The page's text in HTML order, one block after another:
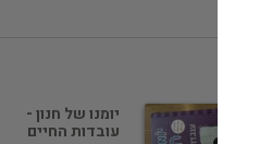
יומנו של חנון -
עובדות החיים